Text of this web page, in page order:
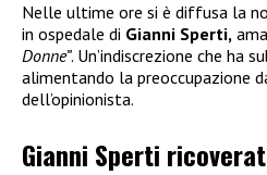
Nelle ultime ore si è diffusa la
in ospedale di Gianni Sperti,
Donne”. Un’indiscrezione che ha
alimentando la preoccupazione
dell’opinionista.
Gianni Sperti